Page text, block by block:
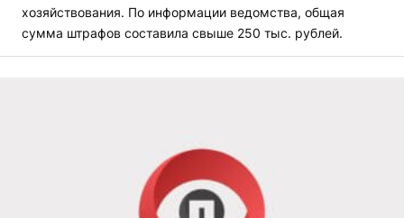
хозяйствования. По информации ведомства, общая
сумма штрафов составила свыше 250 тыс. рублей.